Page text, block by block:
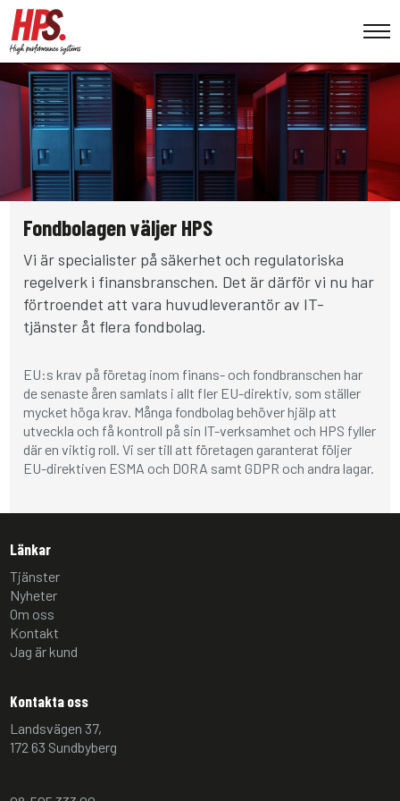
Fondbolagen väljer HPS
Vi är specialister på säkerhet och regulatoriska
regelverk i finansbranschen. Det är därför vi nu har
förtroendet att vara huvudleverantör av IT-
tjänster åt flera fondbolag.
EU:s krav på företag inom finans- och fondbranschen har
de senaste åren samlats i allt fler EU-direktiv, som ställer
mycket höga krav. Många fondbolag behöver hjälp att
utveckla och få kontroll på sin IT-verksamhet och HPS fyller
där en viktig roll. Vi ser till att företagen garanterat följer
EU-direktiven ESMA och DORA samt GDPR och andra lagar.
Länkar
Tjänster
Nyheter
Om oss
Kontakt
Jag är kund
Kontakta oss
Landsvägen 37,
172 63 Sundbyberg